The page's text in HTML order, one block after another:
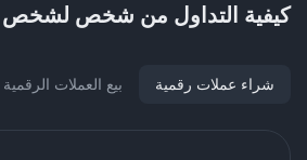
كيفية التداول من شخص لشخص
شراء عملات رقمية بيع العملات الرقمية